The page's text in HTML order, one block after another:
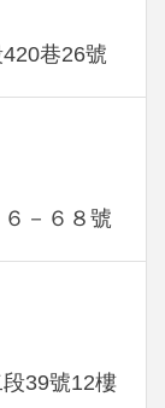
巷26號
－６８號
39號12樓